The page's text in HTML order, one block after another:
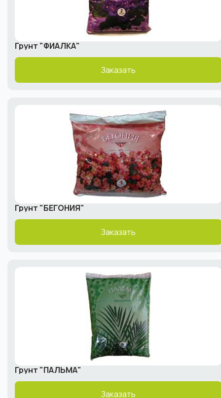
Грунт "ФИАЛКА"
Заказать
Грунт "БЕГОНИЯ"
Заказать
Грунт "ПАЛЬМА"
Заказать